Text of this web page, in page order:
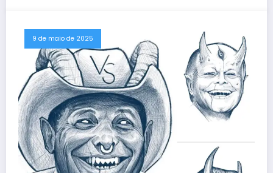
9 de maio de 2025